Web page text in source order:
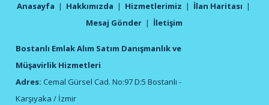
Anasayfa | Hakkımızda | Hizmetlerimiz | İlan Haritası |
Mesaj Gönder | İletişim
Bostanlı Emlak Alım Satım Danışmanlık ve
Müşavirlik Hizmetleri
Adres: Cemal Gürsel Cad. No:97 D:5 Bostanlı -
Karşıyaka / İzmir